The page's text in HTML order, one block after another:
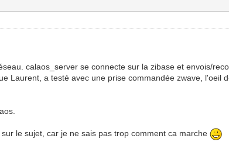
calaos_server se connecte sur la zibase et envois/
Laurent, a testé avec une prise commandée zwave, l'oeil
le sujet, car je ne sais pas trop comment ca marche